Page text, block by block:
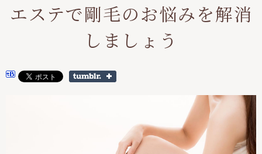
エステで剛毛のお悩みを解消
しましょう